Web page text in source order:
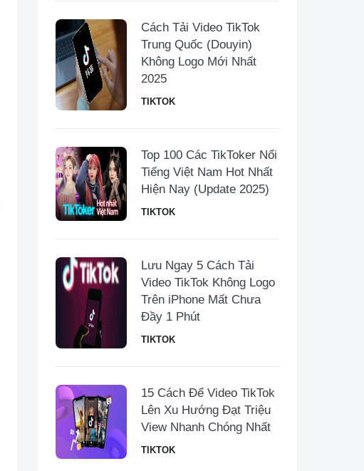
Cách Tải Video TikTok
Trung Quốc (Douyin)
Không Logo Mới Nhất
2025
TIKTOK
Top 100 Các TikToker Nổi
Tiếng Việt Nam Hot Nhất
Hiện Nay (Update 2025)
TIKTOK
Lưu Ngay 5 Cách Tải
Video TikTok Không Logo
Trên iPhone Mất Chưa
Đầy 1 Phút
TIKTOK
15 Cách Để Video TikTok
Lên Xu Hướng Đạt Triệu
View Nhanh Chóng Nhất
TIKTOK